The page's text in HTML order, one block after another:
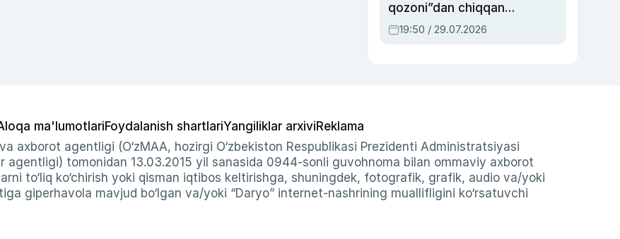
qozoni”dan chiqqan
qahramon — Ukraina
armiyasi bosh
19:50 / 29.07.2026
ma'lumotlariFoydalanish shartlariYangiliklar arxiviReklama
axborot agentligi (O‘zMAA, hozirgi O‘zbekiston Respublikasi Prezidenti Administratsiyasi
tomonidan 13.03.2015 yil sanasida 0944-sonli guvohnoma bilan ommaviy axborot
to‘liq ko‘chirish yoki qisman iqtibos keltirishga, shuningdek, fotografik, grafik, audio va/yoki
giperhavola mavjud bo‘lgan va/yoki “Daryo” internet-nashrining muallifligini ko‘rsatuvchi